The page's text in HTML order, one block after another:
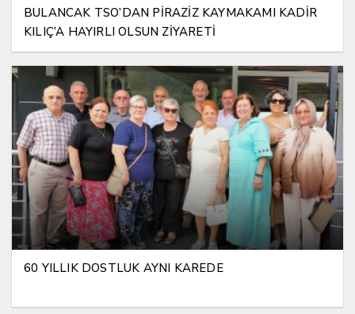
BULANCAK TSO’DAN PİRAZİZ KAYMAKAMI KADİR
KILIÇ’A HAYIRLI OLSUN ZİYARETİ
60 YILLIK DOSTLUK AYNI KAREDE